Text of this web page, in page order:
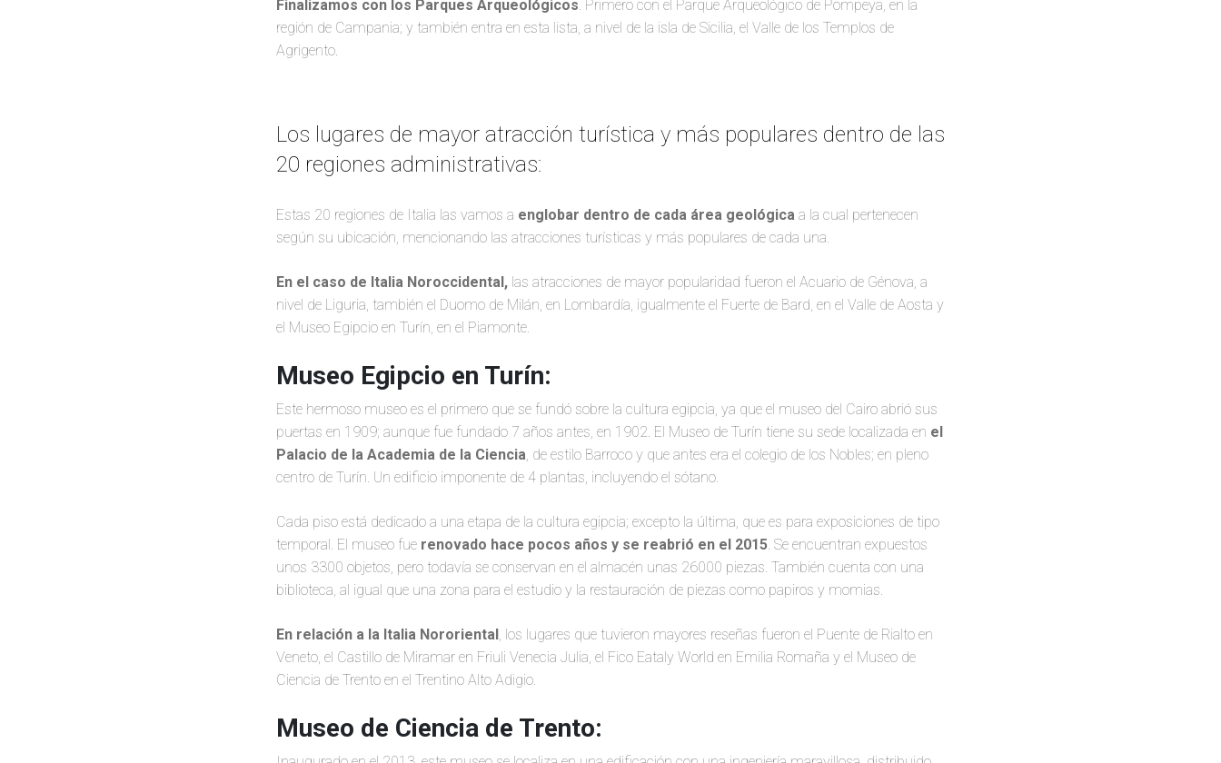
Finalizamos con los Parques Arqueológicos. Primero con el Parque Arqueológico de Pompeya, en la
región de Campania; y también entra en esta lista, a nivel de la isla de Sicilia, el Valle de los Templos de
Agrigento.
Los lugares de mayor atracción turística y más populares dentro de las
20 regiones administrativas:
Estas 20 regiones de Italia las vamos a englobar dentro de cada área geológica a la cual pertenecen
según su ubicación, mencionando las atracciones turísticas y más populares de cada una.
En el caso de Italia Noroccidental, las atracciones de mayor popularidad fueron el Acuario de Génova, a
nivel de Liguria, también el Duomo de Milán, en Lombardía, igualmente el Fuerte de Bard, en el Valle de Aosta y
el Museo Egipcio en Turín, en el Piamonte.
Museo Egipcio en Turín:
Este hermoso museo es el primero que se fundó sobre la cultura egipcia, ya que el museo del Cairo abrió sus
puertas en 1909; aunque fue fundado 7 años antes, en 1902. El Museo de Turín tiene su sede localizada en el
Palacio de la Academia de la Ciencia, de estilo Barroco y que antes era el colegio de los Nobles; en pleno
centro de Turín. Un edificio imponente de 4 plantas, incluyendo el sótano.
Cada piso está dedicado a una etapa de la cultura egipcia; excepto la última, que es para exposiciones de tipo
temporal. El museo fue renovado hace pocos años y se reabrió en el 2015. Se encuentran expuestos
unos 3300 objetos, pero todavía se conservan en el almacén unas 26000 piezas. También cuenta con una
biblioteca, al igual que una zona para el estudio y la restauración de piezas como papiros y momias.
En relación a la Italia Nororiental, los lugares que tuvieron mayores reseñas fueron el Puente de Rialto en
Veneto, el Castillo de Miramar en Friuli Venecia Julia, el Fico Eataly World en Emilia Romaña y el Museo de
Ciencia de Trento en el Trentino Alto Adigio.
Museo de Ciencia de Trento: